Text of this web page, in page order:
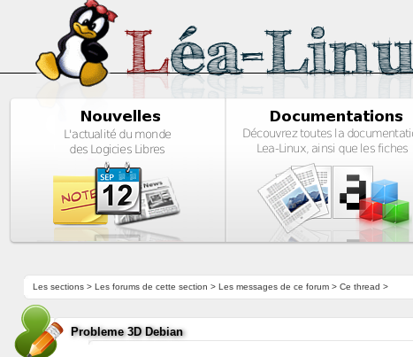
Les sections> Les forums de cette section > Les messages de ce forum> Ce thread >
Probleme 3D Debian